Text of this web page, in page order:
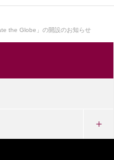
the Globe」の開設のお知らせ